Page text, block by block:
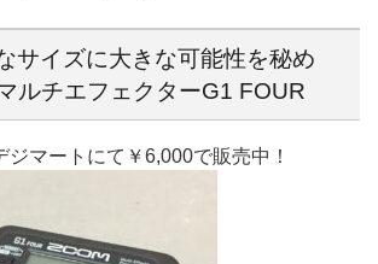
サイズに大きな可能性を秘め
ルチエフェクターG1 FOUR
ジマートにて￥6,000で販売中！